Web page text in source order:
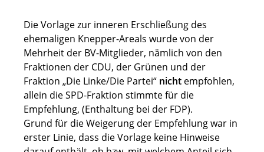
Die Vorlage zur inneren Erschließung des
ehemaligen Knepper-Areals wurde von der
Mehrheit der BV-Mitglieder, nämlich von den
Fraktionen der CDU, der Grünen und der
Fraktion „Die Linke/Die Partei“ nicht empfohlen,
allein die SPD-Fraktion stimmte für die
Empfehlung, (Enthaltung bei der FDP).
Grund für die Weigerung der Empfehlung war in
erster Linie, dass die Vorlage keine Hinweise